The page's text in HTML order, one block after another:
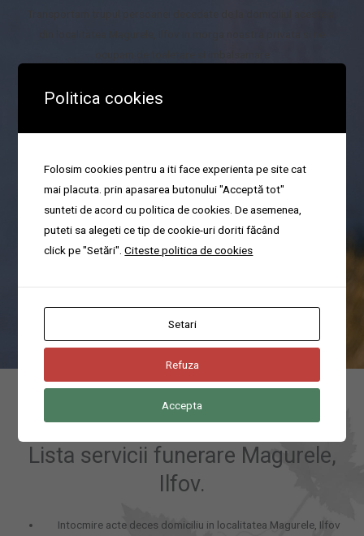
Organizare parastas
Va ajutam cu organizarea pomenilor sau a parastaselor in cel mai
scurt timp.
localitatea Magurele, Ilfov la numarul0744676666
Lista servicii funerare Magurele,
Ilfov.
Intocmire acte deces domiciliu in localitatea Magurele, Ilfov
Politica cookies
Folosim cookies pentru a iti face experienta pe site cat
mai placuta. prin apasarea butonului "Acceptă tot"
sunteti de acord cu politica de cookies. De asemenea,
puteti sa alegeti ce tip de cookie-uri doriti făcând
click pe "Setări".Citeste politica de cookies
Setari
Refuza
Accepta